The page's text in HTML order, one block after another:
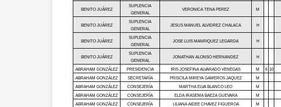
BENITO JUÁREZ
SUPLENCIA
GENERAL
VERONICA TENA PEREZ M
BENITO JUÁREZ
SUPLENCIA
GENERAL
JESUS MANUEL ALVIDREZ CHALACA H
BENITO JUÁREZ
SUPLENCIA
GENERAL
JOSE LUIS MANRIQUEZ LEGARDA H
BENITO JUÁREZ
SUPLENCIA
GENERAL
JONATHAN ALONSO HERNANDEZ H
ABRAHAM GONZÁLEZ PRESIDENCIA IRIS JOSEFINA ALVARADO VENEGAS M 6 10
ABRAHAM GONZÁLEZ
SECRETARÍA PRISCILA MIREYA GAMEROS JAQUEZ
M
ABRAHAM GONZÁLEZ
CONSEJERÍA MARTHA ELVA BLANCO LEO M
ABRAHAM GONZÁLEZ
CONSEJERÍA ELDA IRASEMA BAEZA GUEVARA
M
ABRAHAM GONZÁLEZ
CONSEJERÍA LILIANA AIDEE CHAVEZ FIGUEROA
M